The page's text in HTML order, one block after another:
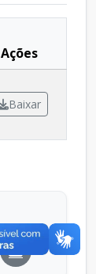
Ações
Baixar